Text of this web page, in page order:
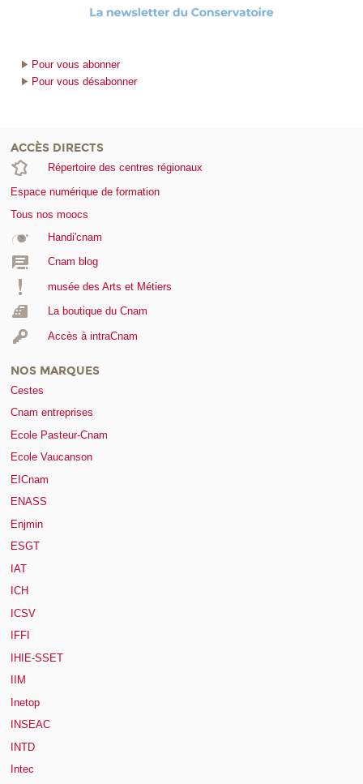
Pour vous abonner
Pour vous désabonner
ACCÈS DIRECTS
Répertoire des centres régionaux
Espace numérique de formation
Tous nos moocs
Handi'cnam
Cnam blog
musée des Arts et Métiers
La boutique du Cnam
Accès à intraCnam
NOS MARQUES
Cestes
Cnam entreprises
Ecole Pasteur-Cnam
Ecole Vaucanson
EICnam
ENASS
Enjmin
ESGT
IAT
ICH
ICSV
IFFI
IHIE-SSET
IIM
Inetop
INSEAC
INTD
Intec